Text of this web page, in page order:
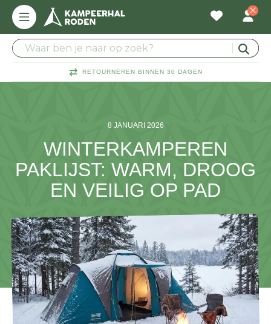
RETOURNEREN BINNEN 30 DAGEN
8 JANUARI 2026
WINTERKAMPEREN
PAKLIJST: WARM, DROOG
EN VEILIG OP PAD